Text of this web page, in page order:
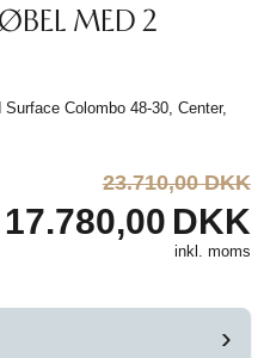
MED 2
Colombo 48-30, Center,
23.710,00 DKK
17.780,00 DKK
inkl. moms
›